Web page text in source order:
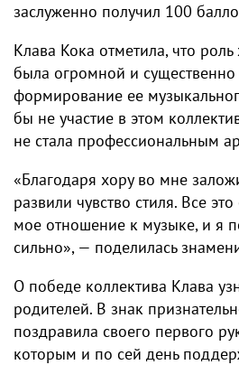
заслуженно получил 100
Клава Кока отметила, что
была огромной и
формирование ее
бы не участие в этом
не стала профессиональным
«Благодаря хору во мне
развили чувство стиля. Все
мое отношение к музыке, и я
сильно», — поделилась
О победе коллектива Клава
родителей. В знак
поздравила своего первого
которым и по сей день